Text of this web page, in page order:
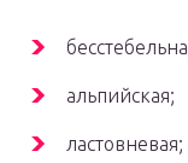
альпийская;
ластовневая;